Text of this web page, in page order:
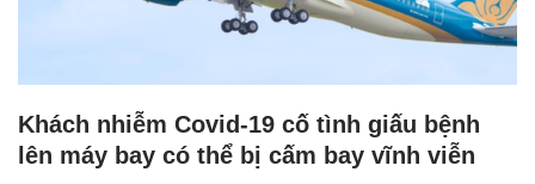
Khách nhiễm Covid-19 cố tình giấu bệnh
lên máy bay có thể bị cấm bay vĩnh viễn